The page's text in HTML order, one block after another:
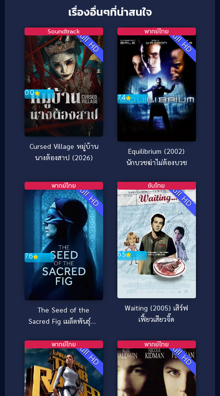
เรื่องอื่นๆที่น่าสนใจ
Full HD
0.0
Soundtrack
Cursed Village หมู่บ้าน
นางต้องสาป (2026)
Full HD
7.4
พากย์ไทย
Equilibrium (2002)
นักบวชฆ่าไม่ต้องบวช
Full HD
7.6
พากย์ไทย
The Seed of the
Sacred Fig เมล็ดพันธุ์คน
Full HD
6.5
ซับไทย
Waiting (2005) เสิร์ฟ
เฟี้ยวเสียวจี๊ด
Full HD
พากย์ไทย Full HD
พากย์ไทย